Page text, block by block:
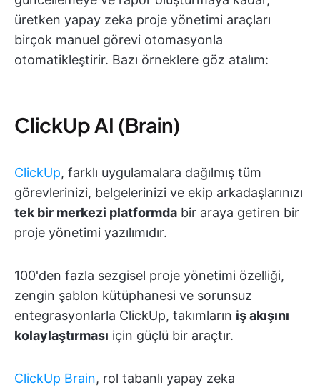
üretken yapay zeka proje yönetimi araçları
birçok manuel görevi otomasyonla
otomatikleştirir. Bazı örneklere göz atalım:
ClickUp AI (Brain)
ClickUp, farklı uygulamalara dağılmış tüm
görevlerinizi, belgelerinizi ve ekip arkadaşlarınızı
tek bir merkezi platformda bir araya getiren bir
proje yönetimi yazılımıdır.
100'den fazla sezgisel proje yönetimi özelliği,
zengin şablon kütüphanesi ve sorunsuz
entegrasyonlarla ClickUp, takımların iş akışını
kolaylaştırması için güçlü bir araçtır.
ClickUp Brain, rol tabanlı yapay zeka